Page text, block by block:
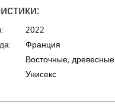
2022
Франция
Восточные, древесные
Унисекс